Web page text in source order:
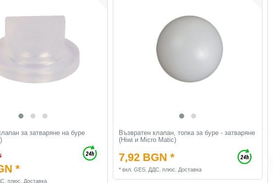
за затваряне на буре
*
плюс. Доставка
Възвратен клапан, топка за буре - затваряне
(Hiwi и Micro Matic)
7,92 BGN *
*вкл. GES. ДДС. плюс. Доставка